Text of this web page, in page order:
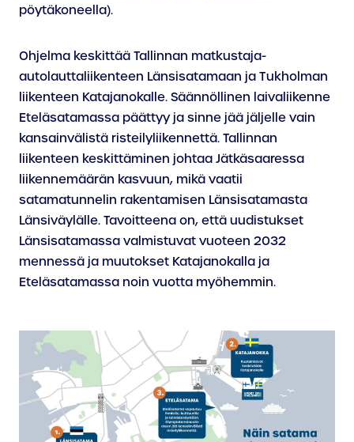
pöytäkoneella).
Ohjelma keskittää Tallinnan matkustaja-
autolauttaliikenteen Länsisatamaan ja Tukholman
liikenteen Katajanokalle. Säännöllinen laivaliikenne
Eteläsatamassa päättyy ja sinne jää jäljelle vain
kansainvälistä risteilyliikennettä. Tallinnan
liikenteen keskittäminen johtaa Jätkäsaaressa
liikennemäärän kasvuun, mikä vaatii
satamatunnelin rakentamisen Länsisatamasta
Länsiväylälle. Tavoitteena on, että uudistukset
Länsisatamassa valmistuvat vuoteen 2032
mennessä ja muutokset Katajanokalla ja
Eteläsatamassa noin vuotta myöhemmin.